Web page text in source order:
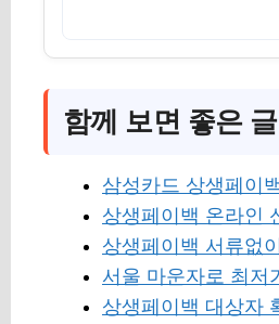
함께 보면 좋은 글
삼성카드 상생페이
상생페이백 온라인
상생페이백 서류없
서울 마운자로 최저
상생페이백 대상자